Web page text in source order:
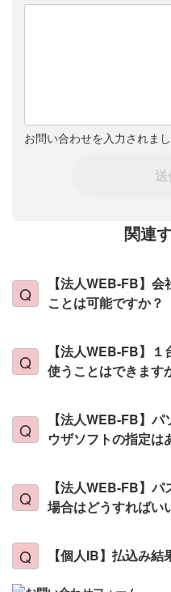
お問い合わせを入力されま
関連
【法人WEB-FB】
ことは可能ですか？
【法人WEB-FB】
使うことはできます
【法人WEB-FB】
ウザソフトの指定は
【法人WEB-FB】
場合はどうすればい
【個人IB】払込み